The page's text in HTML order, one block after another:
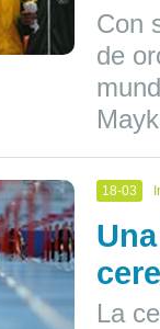
Con
de
18-03
La